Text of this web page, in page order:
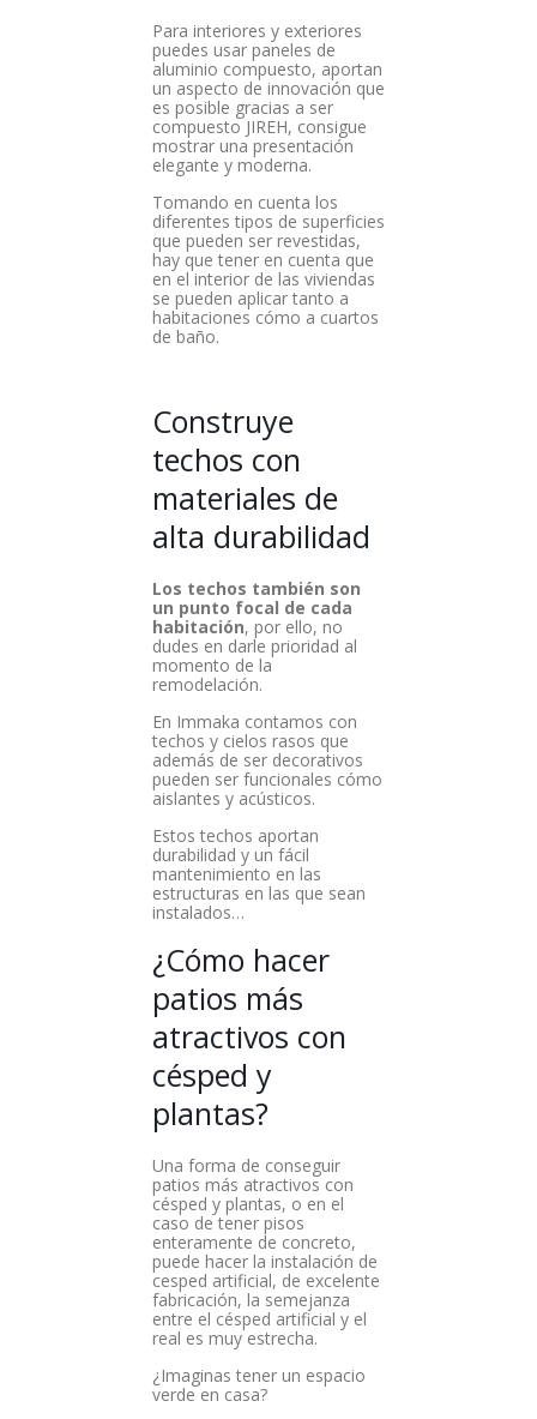
Para interiores y exteriores
puedes usar paneles de
aluminio compuesto, aportan
un aspecto de innovación que
es posible gracias a ser
compuesto JIREH, consigue
mostrar una presentación
elegante y moderna.
Tomando en cuenta los
diferentes tipos de superficies
que pueden ser revestidas,
hay que tener en cuenta que
en el interior de las viviendas
se pueden aplicar tanto a
habitaciones cómo a cuartos
de baño.
Construye
techos con
materiales de
alta durabilidad
Los techos también son
un punto focal de cada
habitación, por ello, no
dudes en darle prioridad al
momento de la
remodelación.
En Immaka contamos con
techos y cielos rasos que
además de ser decorativos
pueden ser funcionales cómo
aislantes y acústicos.
Estos techos aportan
durabilidad y un fácil
mantenimiento en las
estructuras en las que sean
instalados…
¿Cómo hacer
patios más
atractivos con
césped y
plantas?
Una forma de conseguir
patios más atractivos con
césped y plantas, o en el
caso de tener pisos
enteramente de concreto,
puede hacer la instalación de
cesped artificial, de excelente
fabricación, la semejanza
entre el césped artificial y el
real es muy estrecha.
¿Imaginas tener un espacio
verde en casa?